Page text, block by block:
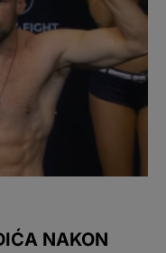
NAKON